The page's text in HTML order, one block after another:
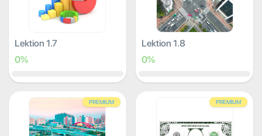
Lektion 1.7
0%
Lektion 1.8
0%
PREMIUM PREMIUM